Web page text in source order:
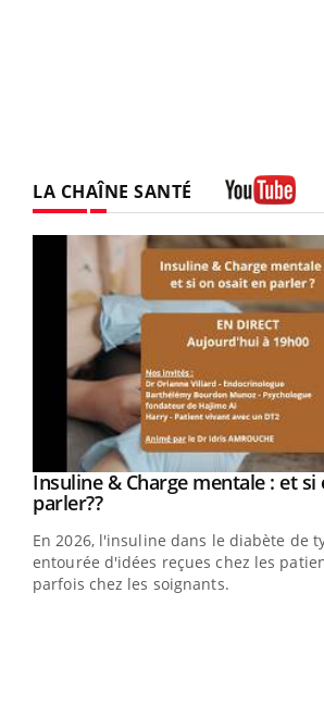
LA CHAÎNE SANTÉ
Youtube
Insuline & Charge mentale : et si
parler??Youtube
En 2026, l'insuline dans le diabète de
entourée d'idées reçues chez les
parfois chez les soignants.